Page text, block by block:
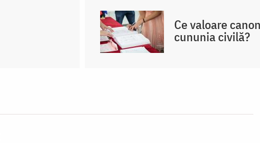
Ce valoare
cununia civilă?